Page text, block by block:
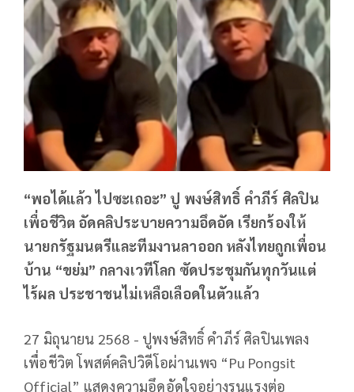
“พอได้แล้ว ไปซะเถอะ” ปู พงษ์สิทธิ์ คำภีร์ ศิลปิน
เพื่อชีวิต อัดคลิประบายความอึดอัด เรียกร้องให้
นายกรัฐมนตรีและทีมงานลาออก หลังไทยถูกเพื่อน
บ้าน “ขย่ม” กลางเวทีโลก ซัดประชุมกันทุกวันแต่
ไร้ผล ประชาชนไม่เหลือเลือดในตัวแล้ว
27 มิถุนายน 2568 - ปูพงษ์สิทธิ์ คำภีร์ ศิลปินเพลง
เพื่อชีวิต โพสต์คลิปวิดีโอผ่านเพจ “Pu Pongsit
Official” แสดงความอึดอัดใจอย่างรุนแรงต่อ